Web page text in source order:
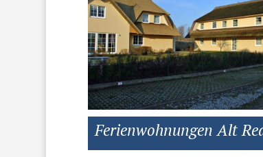
Ferienwohnungen Alt